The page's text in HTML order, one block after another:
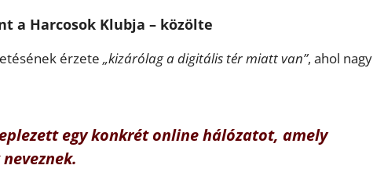
a Harcosok Klubja – közölte
érzete „kizárólag a digitális tér miatt van”, ahol nagy
egy konkrét online hálózatot, amely